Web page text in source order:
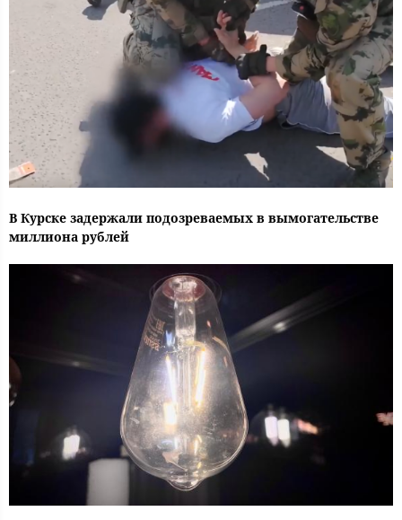
В Курске задержали подозреваемых в вымогательстве
миллиона рублей